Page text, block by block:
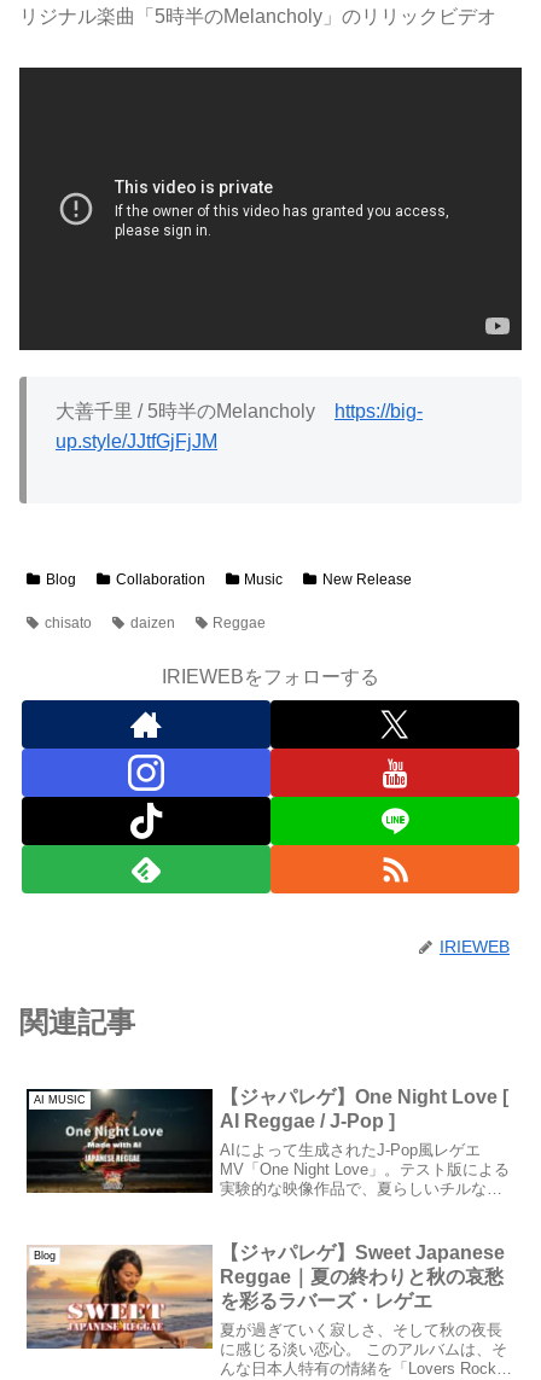
リジナル楽曲「5時半のMelancholy」のリリックビデオ
大善千里 / 5時半のMelancholy
https://big-
up.style/JJtfGjFjJM
Blog Collaboration Music New Release
chisato daizen Reggae
IRIEWEBをフォローする
IRIEWEB
関連記事
AI MUSIC
【ジャパレゲ】One Night Love [
AI Reggae / J-Pop ]
AIによって生成されたJ‑Pop風レゲエ
MV「One Night Love」。テスト版による
実験的な映像作品で、夏らしいチルな雰
Blog
【ジャパレゲ】Sweet Japanese
Reggae｜夏の終わりと秋の哀愁
を彩るラバーズ・レゲエ
夏が過ぎていく寂しさ、そして秋の夜長
に感じる淡い恋心。 このアルバムは、そ
んな日本人特有の情緒を「Lovers Rock ×